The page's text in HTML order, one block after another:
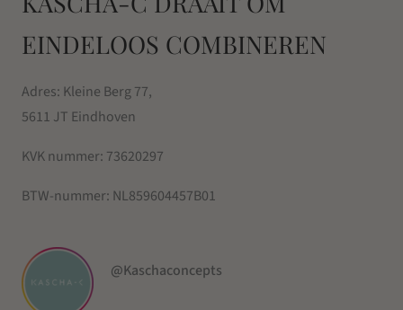
EINDELOOS COMBINEREN
Adres: Kleine Berg 77,
5611 JT Eindhoven
KVK nummer: 73620297
BTW-nummer: NL859604457B01
@Kaschaconcepts